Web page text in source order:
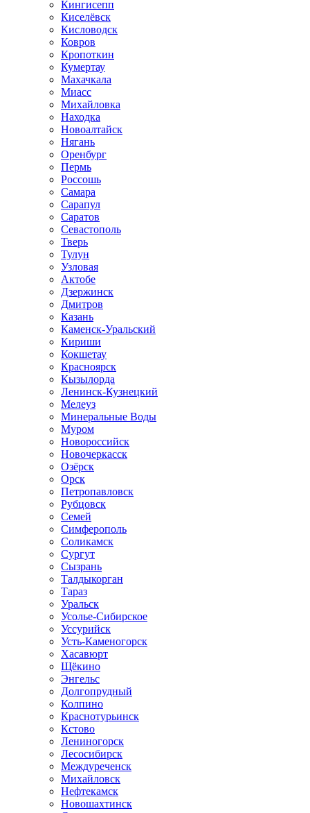
Кингисепп
Киселёвск
Кисловодск
Ковров
Кропоткин
Кумертау
Махачкала
Миасс
Михайловка
Находка
Новоалтайск
Нягань
Оренбург
Пермь
Россошь
Самара
Сарапул
Саратов
Севастополь
Тверь
Тулун
Узловая
Актобе
Дзержинск
Дмитров
Казань
Каменск-Уральский
Кириши
Кокшетау
Красноярск
Кызылорда
Ленинск-Кузнецкий
Мелеуз
Минеральные Воды
Муром
Новороссийск
Новочеркасск
Озёрск
Орск
Петропавловск
Рубцовск
Семей
Симферополь
Соликамск
Сургут
Сызрань
Талдыкорган
Тараз
Уральск
Усолье-Сибирское
Уссурийск
Усть-Каменогорск
Хасавюрт
Щёкино
Энгельс
Долгопрудный
Колпино
Краснотурьинск
Кстово
Лениногорск
Лесосибирск
Междуреченск
Михайловск
Нефтекамск
Новошахтинск